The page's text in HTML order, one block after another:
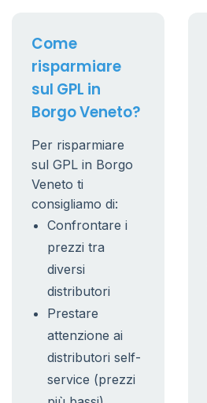
Come
risparmiare
sul GPL in
Borgo Veneto?
Per risparmiare
sul GPL in Borgo
Veneto ti
consigliamo di:
Confrontare i
prezzi tra
diversi
distributori
Prestare
attenzione ai
distributori self-
service (prezzi